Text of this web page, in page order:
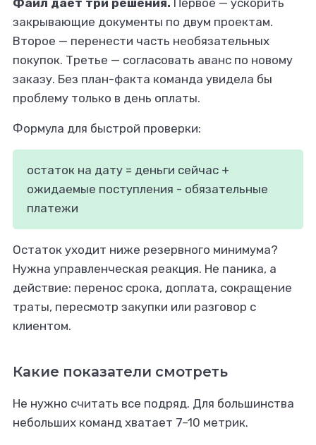
Файл дает три решения. Первое — ускорить
закрывающие документы по двум проектам.
Второе — перенести часть необязательных
покупок. Третье — согласовать аванс по новому
заказу. Без план-факта команда увидела бы
проблему только в день оплаты.
Формула для быстрой проверки:
остаток на дату = деньги сейчас +
ожидаемые поступления - обязательные
платежи
Остаток уходит ниже резервного минимума?
Нужна управленческая реакция. Не паника, а
действие: перенос срока, доплата, сокращение
траты, пересмотр закупки или разговор с
клиентом.
Какие показатели смотреть
Не нужно считать все подряд. Для большинства
небольших команд хватает 7–10 метрик.